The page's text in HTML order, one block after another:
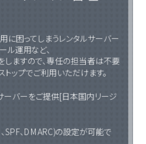
に困ってしまうレンタルサーバー
ル運用など、
ますので、専任の担当者は不要
ップでご利用いただけます。
バーをご提供[日本国内リージ
SPF、DMARC)の設定が可能で